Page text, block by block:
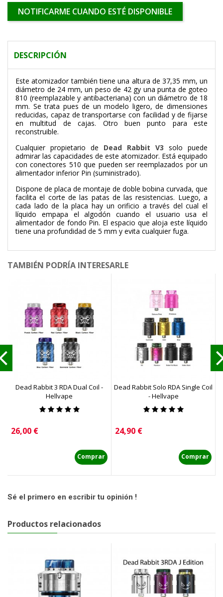
NOTIFICARME CUANDO ESTÉ DISPONIBLE
DESCRIPCIÓN
Este atomizador también tiene una altura de 37,35 mm, un
diámetro de 24 mm, un peso de 42 gy una punta de goteo
810 (reemplazable y antibacteriana) con un diámetro de 18
mm. Se trata pues de un modelo ligero, de dimensiones
reducidas, capaz de transportarse con facilidad y de fijarse
en multitud de cajas. Otro buen punto para este
reconstruible.
Cualquier propietario de Dead Rabbit V3 solo puede
admirar las capacidades de este atomizador. Está equipado
con conectores 510 que pueden ser reemplazados por un
alimentador inferior Pin (suministrado).
Dispone de placa de montaje de doble bobina curvada, que
facilita el corte de las patas de las resistencias. Luego, a
cada lado de la placa hay un orificio a través del cual el
líquido empapa el algodón cuando el usuario usa el
alimentador de fondo Pin. El espacio que aloja este líquido
tiene una profundidad de 5 mm y evita cualquier fuga.
TAMBIÉN PODRÍA INTERESARLE
Dead Rabbit 3 RDA Dual Coil -
Hellvape
Precio
26,00 €
Comprar
Dead Rabbit Solo RDA Single Coil
- Hellvape
Precio
24,90 €
Comprar
Sé el primero en escribir tu opinión !
Productos relacionados